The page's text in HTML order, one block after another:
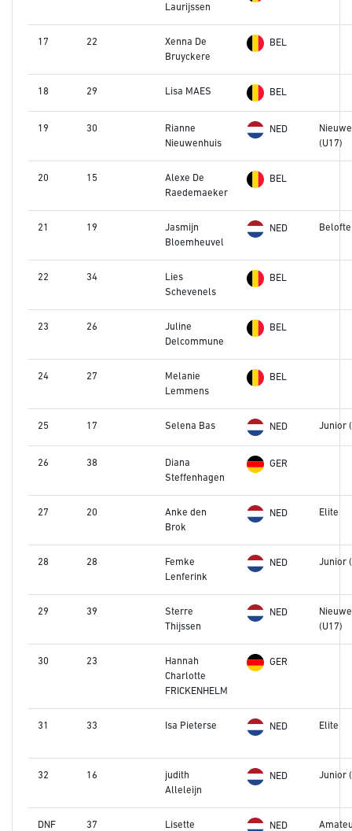
Laurijssen
17 22
Xenna De
Bruyckere
BEL
18 29 Lisa MAES BEL
19 30
Rianne
Nieuwenhuis
NED
(U17)
20 15
Alexe De
Raedemaeker
BEL
21 19
Jasmijn
Bloemheuvel
NED
22 34
Lies
Schevenels
BEL
23 26
Juline
Delcommune
BEL
24 27
Melanie
Lemmens
BEL
25 17 Selena Bas NED Junior
26 38
Diana
Steffenhagen
GER
27 20
Anke den
Brok
NED Elite
28 28
Femke
Lenferink
NED Junior
29 39
Sterre
Thijssen
NED
(U17)
30 23
Hannah
Charlotte
FRICKENHELM
GER
31 33 Isa Pieterse NED Elite
32 16
judith
Alleleijn
NED Junior
DNF 37 Lisette NED